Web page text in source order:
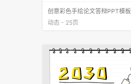
创意彩色手绘论文答辩PPT模板
动态 - 25页